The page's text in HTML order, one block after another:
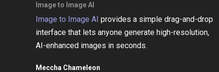
Image to Image AI
Image to Image AI provides a simple drag-and-drop
interface that lets anyone generate high-resolution,
AI-enhanced images in seconds.
Meccha Chameleon